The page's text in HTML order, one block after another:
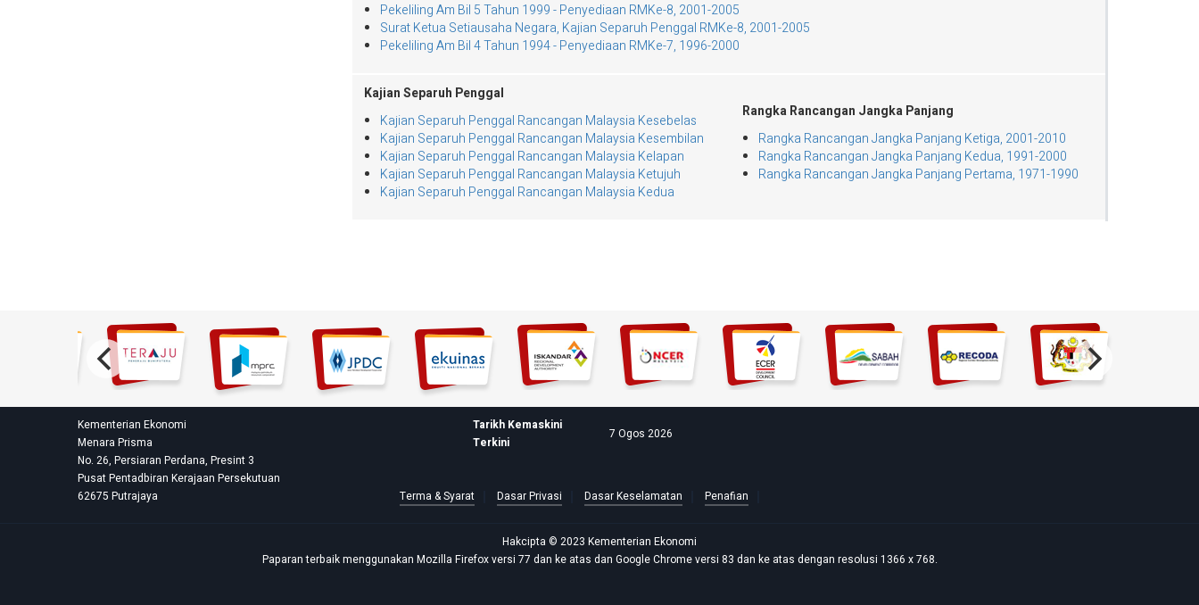
Pekeliling Am Bil 5 Tahun 1999 - Penyediaan RMKe-8, 2001-2005
Surat Ketua Setiausaha Negara, Kajian Separuh Penggal RMKe-8, 2001-2005
Pekeliling Am Bil 4 Tahun 1994 - Penyediaan RMKe-7, 1996-2000
Kajian Separuh Penggal
Kajian Separuh Penggal Rancangan Malaysia Kesebelas
Kajian Separuh Penggal Rancangan Malaysia Kesembilan
Kajian Separuh Penggal Rancangan Malaysia Kelapan
Kajian Separuh Penggal Rancangan Malaysia Ketujuh
Kajian Separuh Penggal Rancangan Malaysia Kedua
Rangka Rancangan Jangka Panjang
Rangka Rancangan Jangka Panjang Ketiga, 2001-2010
Rangka Rancangan Jangka Panjang Kedua, 1991-2000
Rangka Rancangan Jangka Panjang Pertama, 1971-1990
Kementerian Ekonomi
Menara Prisma
No. 26, Persiaran Perdana, Presint 3
Pusat Pentadbiran Kerajaan Persekutuan
62675 Putrajaya
Tarikh Kemaskini
Terkini
7 Ogos 2026
Terma & Syarat Dasar Privasi Dasar Keselamatan Penafian
Hakcipta © 2023 Kementerian Ekonomi
Paparan terbaik menggunakan Mozilla Firefox versi 77 dan ke atas dan Google Chrome versi 83 dan ke atas dengan resolusi 1366 x 768.